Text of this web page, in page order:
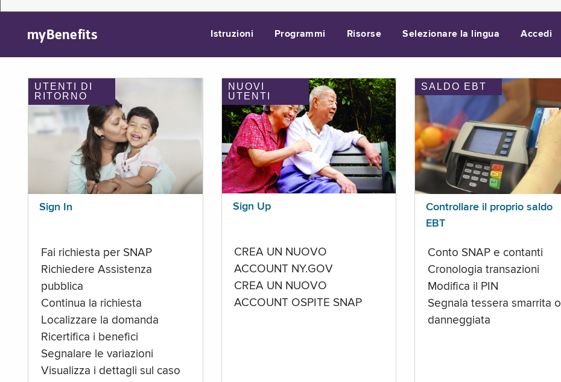
myBenefits Istruzioni Programmi Risorse Selezionare la lingua Accedi
UTENTI DI
RITORNO
Sign In
Fai richiesta per SNAP
Richiedere Assistenza
pubblica
Continua la richiesta
Localizzare la domanda
Ricertifica i benefici
Segnalare le variazioni
Visualizza i dettagli sul caso
NUOVI
UTENTI
Sign Up
CREA UN NUOVO
ACCOUNT NY.GOV
CREA UN NUOVO
ACCOUNT OSPITE SNAP
SALDO EBT
Controllare il proprio saldo
EBT
Conto SNAP e contanti
Cronologia transazioni
Modifica il PIN
Segnala tessera smarrita o
danneggiata